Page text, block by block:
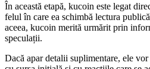
În această etapă, kucoin este legat
felul în care ea schimbă lectura
aceea, kucoin merită urmărit prin
speculații.
Dacă apar detalii suplimentare, ele